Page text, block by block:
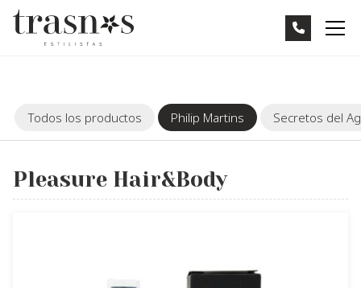
Todos los productos Philip Martins Secretos del
Pleasure Hair&Body